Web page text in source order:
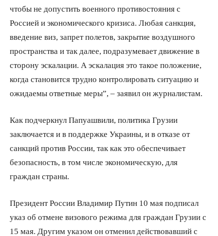
чтобы не допустить военного противостояния с
Россией и экономического кризиса. Любая санкция,
введение виз, запрет полетов, закрытие воздушного
пространства и так далее, подразумевает движение в
сторону эскалации. А эскалация это такое положение,
когда становится трудно контролировать ситуацию и
ожидаемы ответные меры”, – заявил он журналистам.
Как подчеркнул Папуашвили, политика Грузии
заключается и в поддержке Украины, и в отказе от
санкций против России, так как это обеспечивает
безопасность, в том числе экономическую, для
граждан страны.
Президент России Владимир Путин 10 мая подписал
указ об отмене визового режима для граждан Грузии с
15 мая. Другим указом он отменил действовавший с